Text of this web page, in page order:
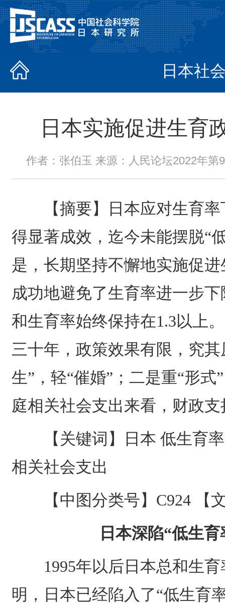
日本社
日本实施促进生育
作者：张伯玉 来源：人民论坛2022年第
【摘要】日本应对生育率
得显著成效，迄今未能摆脱“
是，长期坚持不懈地实施促
成功地避免了生育率进一步
和生育率始终保持在1.3以上
三十年，政策效果有限，究
生”，轻“催婚”；二是重“形式
庭相关社会支出来看，财政
【关键词】日本 低生育率
相关社会支出
【中图分类号】C924 【
日本深陷“低生
1995年以后日本总和生育
明，日本已经陷入了“低生育